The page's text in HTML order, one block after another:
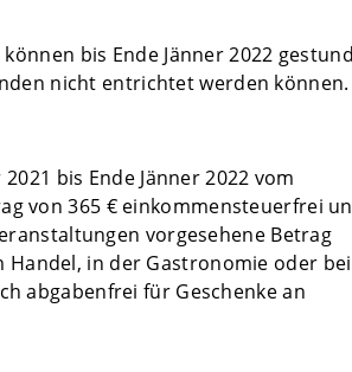
bis Ende Jänner 2022
nicht entrichtet werden können.
bis Ende Jänner 2022 vom
von 365 € einkommensteuerfrei
vorgesehene Betrag
Handel, in der Gastronomie oder bei
abgabenfrei für Geschenke an